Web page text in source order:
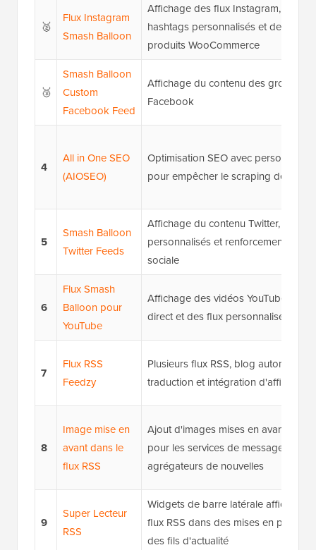
🥈
Flux Instagram
Smash Balloon
Affichage des flux Instagram, des
hashtags personnalisés et des liens
produits WooCommerce
🥉
Smash Balloon
Custom
Facebook Feed
Affichage du contenu des groupes
Facebook
4
All in One SEO
(AIOSEO)
Optimisation SEO avec
pour empêcher le scraping de
5
Smash Balloon
Twitter Feeds
Affichage du contenu Twitter, des
personnalisés et renforcement de la
sociale
6
Flux Smash
Balloon pour
YouTube
Affichage des vidéos YouTube, des
direct et des flux personnalisés
7
Flux RSS
Feedzy
Plusieurs flux RSS, blog
traduction et intégration d'affiliation
8
Image mise en
avant dans le
flux RSS
Ajout d'images mises en avant aux
pour les services de messagerie ou
agrégateurs de nouvelles
9
Super Lecteur
RSS
Widgets de barre latérale affichant
flux RSS dans des mises en page à
des fils d'actualité